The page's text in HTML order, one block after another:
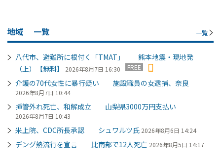
地域 一覧 一覧
八代市、避難所に根付く「TMAT」 熊本地震・現地発
（上）【無料】
2026年8月7日 16:30 FREE
介護の70代女性に暴行疑い 施設職員の女逮捕、奈良
2026年8月7日 10:44
挿管外れ死亡、和解成立 山梨県3000万円支払い
2026年8月7日 10:43
米上院、CDC所長承認 シュワルツ氏 2026年8月6日 14:24
デング熱流行を宣言 比南部で12人死亡 2026年8月5日 14:17